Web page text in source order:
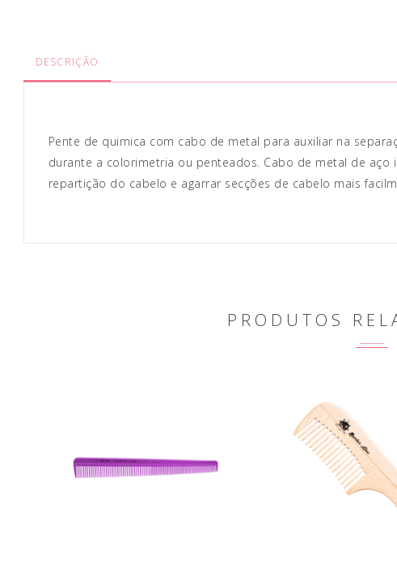
DESCRIÇÃO
Pente de quimica com cabo de metal para auxiliar na
durante a colorimetria ou penteados. Cabo de metal de aço
repartição do cabelo e agarrar secções de cabelo mais
PRODUTOS